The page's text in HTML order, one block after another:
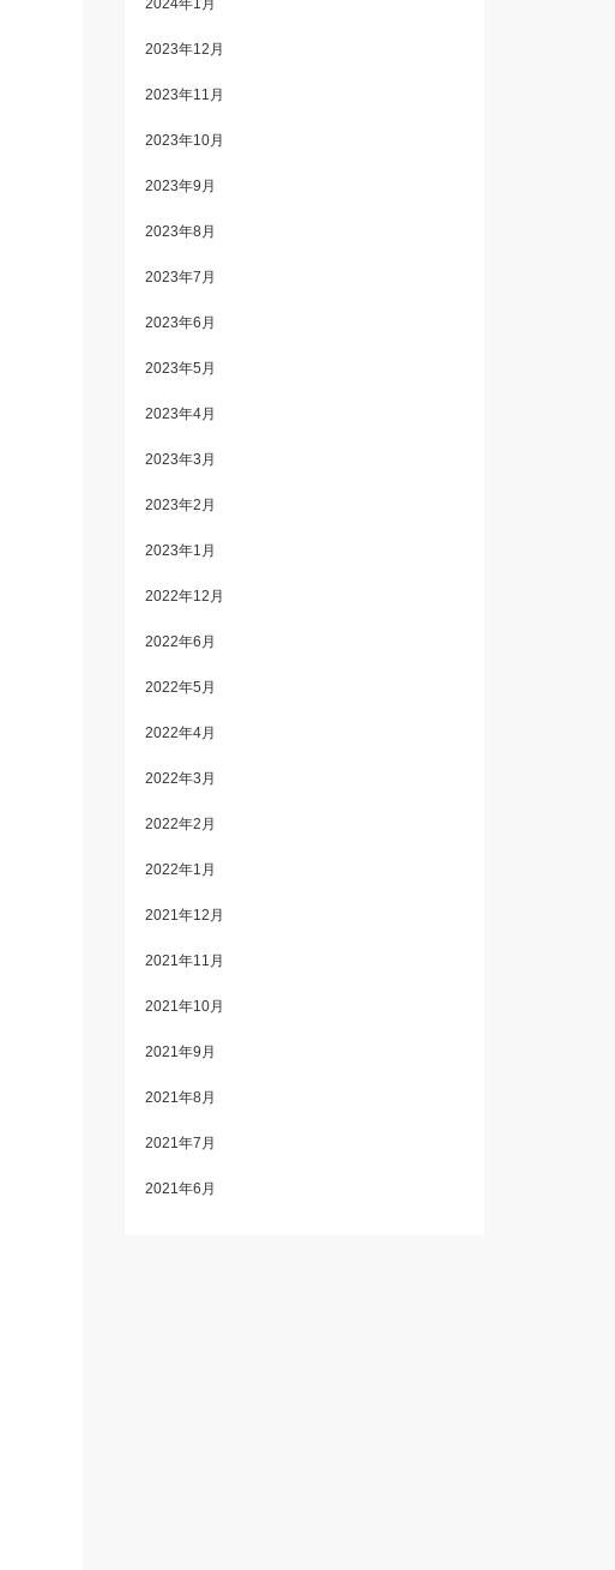
2024年1月
2023年12月
2023年11月
2023年10月
2023年9月
2023年8月
2023年7月
2023年6月
2023年5月
2023年4月
2023年3月
2023年2月
2023年1月
2022年12月
2022年6月
2022年5月
2022年4月
2022年3月
2022年2月
2022年1月
2021年12月
2021年11月
2021年10月
2021年9月
2021年8月
2021年7月
2021年6月